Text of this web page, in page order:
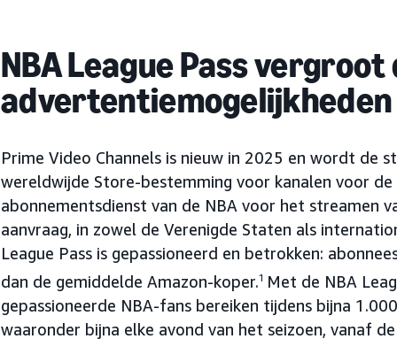
NBA League Pass vergroot
advertentiemogelijkheden
Prime Video Channels is nieuw in 2025 en wordt de
wereldwijde Store-bestemming voor kanalen voor de
abonnementsdienst van de NBA voor het streamen
aanvraag, in zowel de Verenigde Staten als
League Pass is gepassioneerd en betrokken:
dan de gemiddelde Amazon-koper.1 Met de NBA
gepassioneerde NBA-fans bereiken tijdens bijna
waaronder bijna elke avond van het seizoen, vanaf